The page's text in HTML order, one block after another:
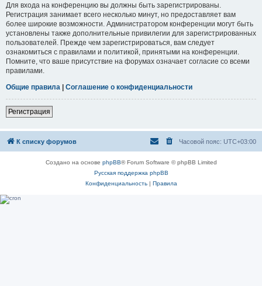
Для входа на конференцию вы должны быть зарегистрированы.
Регистрация занимает всего несколько минут, но предоставляет вам
более широкие возможности. Администратором конференции могут быть
установлены также дополнительные привилегии для зарегистрированных
пользователей. Прежде чем зарегистрироваться, вам следует
ознакомиться с правилами и политикой, принятыми на конференции.
Помните, что ваше присутствие на форумах означает согласие со всеми
правилами.
Общие правила | Соглашение о конфиденциальности
Регистрация
К списку форумов Часовой пояс: UTC+03:00
Создано на основе phpBB® Forum Software © phpBB Limited
Русская поддержка phpBB
Конфиденциальность| Правила